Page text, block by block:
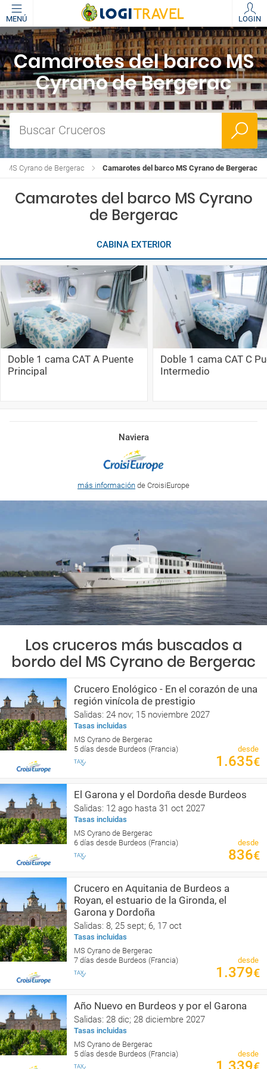
MENÚ LOGIN
Camarotes del barco MS
Cyrano de Bergerac
Buscar Cruceros
Camarotes del barco MS Cyrano de Bergerac
MS Cyrano de Bergerac
Camarotes del barco MS Cyrano
de Bergerac
CABINA EXTERIOR
Doble 1 cama CAT A Puente
Principal
Doble 1 cama CAT C
Intermedio
Naviera
más información de CroisiEurope
Los cruceros más buscados a
bordo del MS Cyrano de Bergerac
Crucero Enológico - En el corazón de una
región vinícola de prestigio
Salidas: 24 nov; 15 noviembre 2027
Tasas incluidas
MS Cyrano de Bergerac
5 días desde Burdeos (Francia)
desde
1.635€
El Garona y el Dordoña desde Burdeos
Salidas: 12 ago hasta 31 oct 2027
Tasas incluidas
MS Cyrano de Bergerac
6 días desde Burdeos (Francia)
desde
836€
Crucero en Aquitania de Burdeos a
Royan, el estuario de la Gironda, el
Garona y Dordoña
Salidas: 8, 25 sept; 6, 17 oct
Tasas incluidas
MS Cyrano de Bergerac
7 días desde Burdeos (Francia)
desde
1.379€
Año Nuevo en Burdeos y por el Garona
Salidas: 28 dic; 28 diciembre 2027
Tasas incluidas
MS Cyrano de Bergerac
5 días desde Burdeos (Francia)
desde